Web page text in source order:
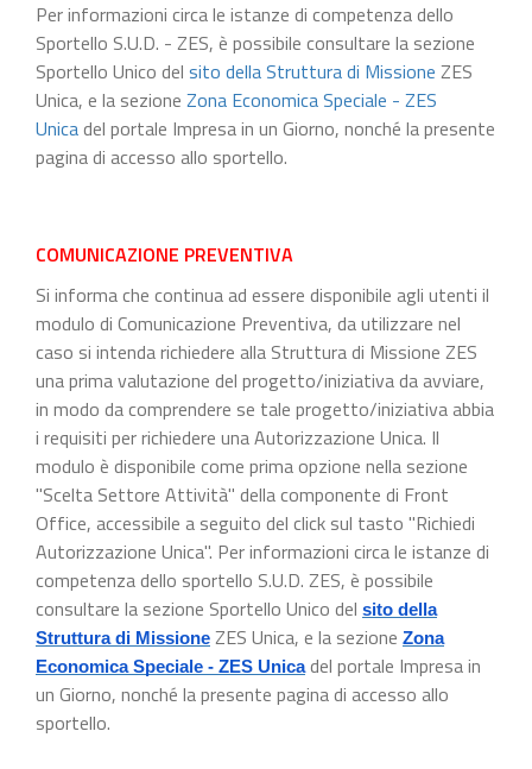
Per informazioni circa le istanze di competenza dello
Sportello S.U.D. - ZES, è possibile consultare la sezione
Sportello Unico del sito della Struttura di Missione ZES
Unica, e la sezione Zona Economica Speciale - ZES
Unicadel portale Impresa in un Giorno, nonché la presente
pagina di accesso allo sportello.
COMUNICAZIONE PREVENTIVA
Si informa che continua ad essere disponibile agli utenti il
modulo di Comunicazione Preventiva, da utilizzare nel
caso si intenda richiedere alla Struttura di Missione ZES
una prima valutazione del progetto/iniziativa da avviare,
in modo da comprendere se tale progetto/iniziativa abbia
i requisiti per richiedere una Autorizzazione Unica. Il
modulo è disponibile come prima opzione nella sezione
"Scelta Settore Attività" della componente di Front
Office, accessibile a seguito del click sul tasto "Richiedi
Autorizzazione Unica". Per informazioni circa le istanze di
competenza dello sportello S.U.D. ZES, è possibile
consultare la sezione Sportello Unico del sito della
Struttura di Missione ZES Unica, e la sezione Zona
Economica Speciale - ZES Unicadel portale Impresa in
un Giorno, nonché la presente pagina di accesso allo
sportello.